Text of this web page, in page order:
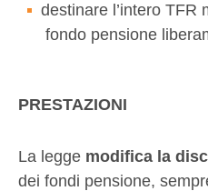
destinare l’intero TFR
fondo pensione
PRESTAZIONI
La legge modifica la
dei fondi pensione,